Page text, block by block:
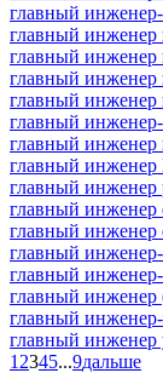
главный
главный инженер
главный инженер
главный инженер
главный инженер
главный
главный инженер
главный
главный инженер
главный инженер
главный инженер
главный
главный инженер-
главный инженер
главный
главный
1 2345...9дальше